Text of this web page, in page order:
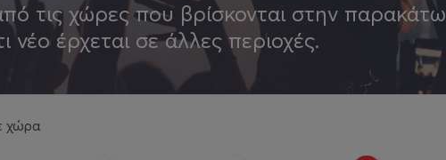
τις χώρες που βρίσκονται στην παρακάτω
νέο έρχεται σε άλλες περιοχές.
χώρα